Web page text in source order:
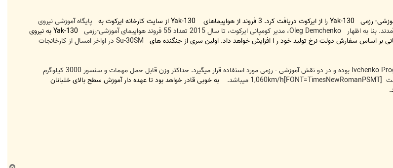
Yak-130 را از ایرکوت دریافت کرد. 3 فروند از هواپیماهای Yak-130 از سایت کارخانه ایرکوت به
پایگاه آموزشی نیروی
Oleg Demchenko، مدیر کومپانی ایرکوت، تا سال 2015 تعداد 55 فروند هواپیمای آموزشی-رزمی
Yak-130 به نیروی
بر اساس سفارش دولت نرخ تولید خود ر ا افزایش خواهد داد. اولین سری از جنگنده های
Su-30SM در اواخر امسال از کارخانجات
Ivchenko Progress AI-222-25 بوده و در دو نقش آموزشی - رزمی مورد استفاده قرار میگیرد. حداکثر وزن قابل حمل مهمات و سنسور 3000 کیلوگرم
[FONT=TimesNewRomanPSMT] 1,060km/h میباشد.
به خوبی قادر خواهد بود تا عهده دار آموزش سطح بالای خلبانان